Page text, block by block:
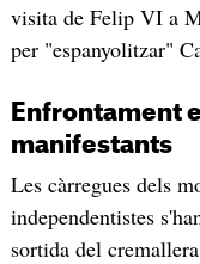
visita de Felip VI a
per "espanyolitzar"
Enfrontament
manifestants
Les càrregues dels
independentistes
sortida del